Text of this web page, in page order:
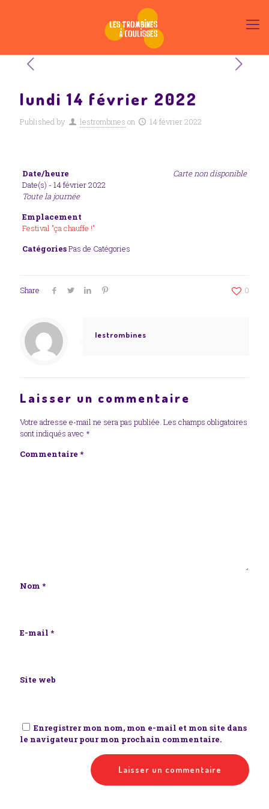
lundi 14 février 2022
Published by lestrombines on 14 février 2022
Carte non disponible
Date/heure
Date(s) - 14 février 2022
Toute la journée
Emplacement
Festival "ça chauffe !"
CatégoriesPas de Catégories
Share 0
lestrombines
Laisser un commentaire
Votre adresse e-mail ne sera pas publiée. Les champs obligatoires
sont indiqués avec *
Commentaire *
Nom *
E-mail *
Site web
Enregistrer mon nom, mon e-mail et mon site dans
le navigateur pour mon prochain commentaire.